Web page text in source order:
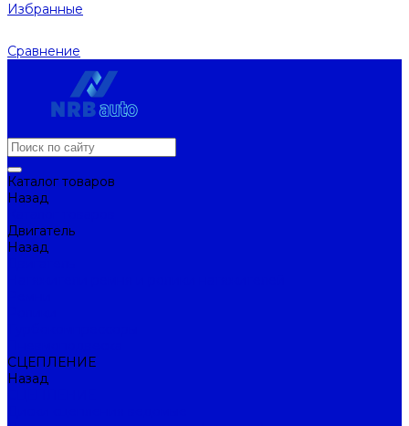
Избранные
Сравнение
Каталог товаров
Назад
Двигатель
Назад
СЦЕПЛЕНИЕ
Назад